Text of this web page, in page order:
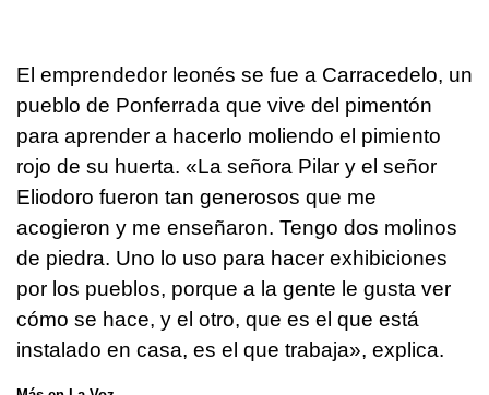
El emprendedor leonés se fue a Carracedelo, un
pueblo de Ponferrada que vive del pimentón
para aprender a hacerlo moliendo el pimiento
rojo de su huerta. «La señora Pilar y el señor
Eliodoro fueron tan generosos que me
acogieron y me enseñaron. Tengo dos molinos
de piedra. Uno lo uso para hacer exhibiciones
por los pueblos, porque a la gente le gusta ver
cómo se hace, y el otro, que es el que está
instalado en casa, es el que trabaja», explica.